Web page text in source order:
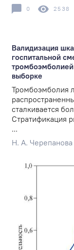
0 2538
Валидизация
госпитальной
выборке
Тромбоэмболия
сталкивается
Стратификация
...
Н. А. Черепанова